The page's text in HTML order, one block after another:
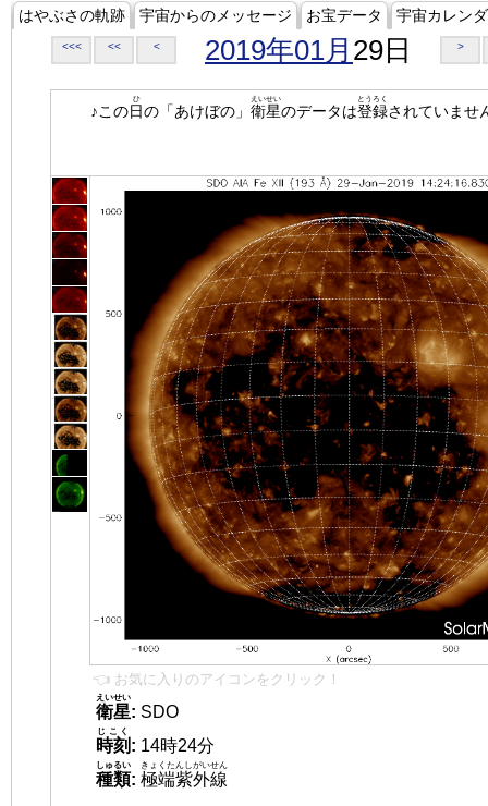
はやぶさの軌跡 宇宙からのメッセージ お宝データ 宇宙カレン
<<< << < 2019年01月 29日 >
♪この日
ひ
の「あけぼの」 衛星
えいせい
のデータは登録
とうろく
されていませ
👈 お気に入りのアイコンをクリック！
衛星
えいせい
: SDO
時刻
じこく
: 14時24分
種類
しゅるい
: 極端紫外線
きょくたんしがいせん